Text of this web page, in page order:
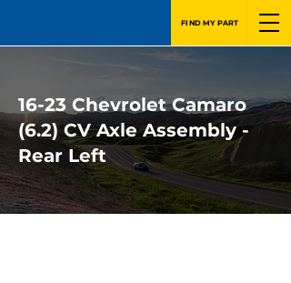
FIND MY PART
16-23 Chevrolet Camaro
(6.2) CV Axle Assembly -
Rear Left